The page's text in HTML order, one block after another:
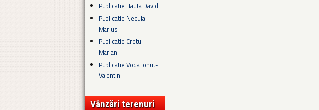
Publicatie Hauta David
Publicatie Neculai
Marius
Publicatie Cretu
Marian
Publicatie Voda Ionut-
Valentin
Vânzări terenuri